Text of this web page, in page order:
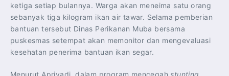
ketiga setiap bulannya. Warga akan meneima satu orang
sebanyak tiga kilogram ikan air tawar. Selama pemberian
bantuan tersebut Dinas Perikanan Muba bersama
puskesmas setempat akan memonitor dan mengevaluasi
kesehatan penerima bantuan ikan segar.
Menurut Apriyadi, dalam program mencegahstunting